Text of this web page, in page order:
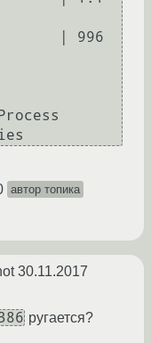
| 996
автор топика
30.11.2017
ругается?